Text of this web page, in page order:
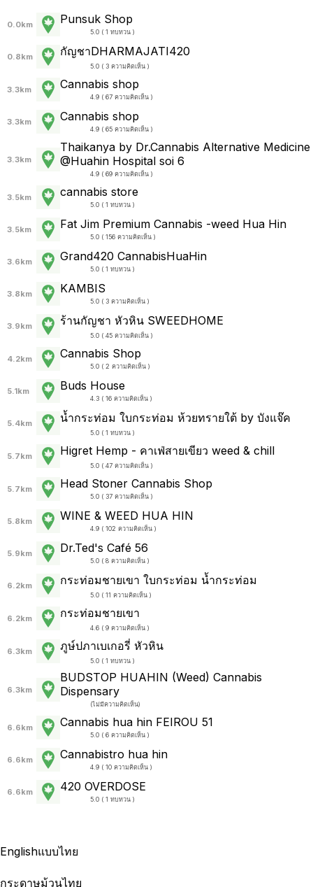
0.0km Punsuk Shop
5.0 ( 1 ทบทวน )
0.8km กัญชาDHARMAJATI420
5.0 ( 3 ความคิดเห็น )
3.3km Cannabis shop
4.9 ( 67 ความคิดเห็น )
3.3km Cannabis shop
4.9 ( 65 ความคิดเห็น )
3.3km
Thaikanya by Dr.Cannabis Alternative Medicine
@Huahin Hospital soi 6
4.9 ( 69 ความคิดเห็น )
3.5km cannabis store
5.0 ( 1 ทบทวน )
3.5km Fat Jim Premium Cannabis -weed Hua Hin
5.0 ( 156 ความคิดเห็น )
3.6km Grand420 CannabisHuaHin
5.0 ( 1 ทบทวน )
3.8km KAMBIS
5.0 ( 3 ความคิดเห็น )
3.9km ร้านกัญชา หัวหิน SWEEDHOME
5.0 ( 45 ความคิดเห็น )
4.2km Cannabis Shop
5.0 ( 2 ความคิดเห็น )
5.1km Buds House
4.3 ( 16 ความคิดเห็น )
5.4km น้ำกระท่อม ใบกระท่อม ห้วยทรายใต้ by บังแจ๊ค
5.0 ( 1 ทบทวน )
5.7km Higret Hemp - คาเฟ่สายเขียว weed & chill
5.0 ( 47 ความคิดเห็น )
5.7km Head Stoner Cannabis Shop
5.0 ( 37 ความคิดเห็น )
5.8km WINE & WEED HUA HIN
4.9 ( 102 ความคิดเห็น )
5.9km Dr.Ted's Café 56
5.0 ( 8 ความคิดเห็น )
6.2km กระท่อมชายเขา ใบกระท่อม น้ำกระท่อม
5.0 ( 11 ความคิดเห็น )
6.2km กระท่อมชายเขา
4.6 ( 9 ความคิดเห็น )
6.3km ภูษ์ปภาเบเกอรี่ หัวหิน
5.0 ( 1 ทบทวน )
6.3km
BUDSTOP HUAHIN (Weed) Cannabis
Dispensary
(ไม่มีความคิดเห็น)
6.6km Cannabis hua hin FEIROU 51
5.0 ( 6 ความคิดเห็น )
6.6km Cannabistro hua hin
4.9 ( 10 ความคิดเห็น )
6.6km 420 OVERDOSE
5.0 ( 1 ทบทวน )
Englishแบบไทย
กระดาษม้วนไทย